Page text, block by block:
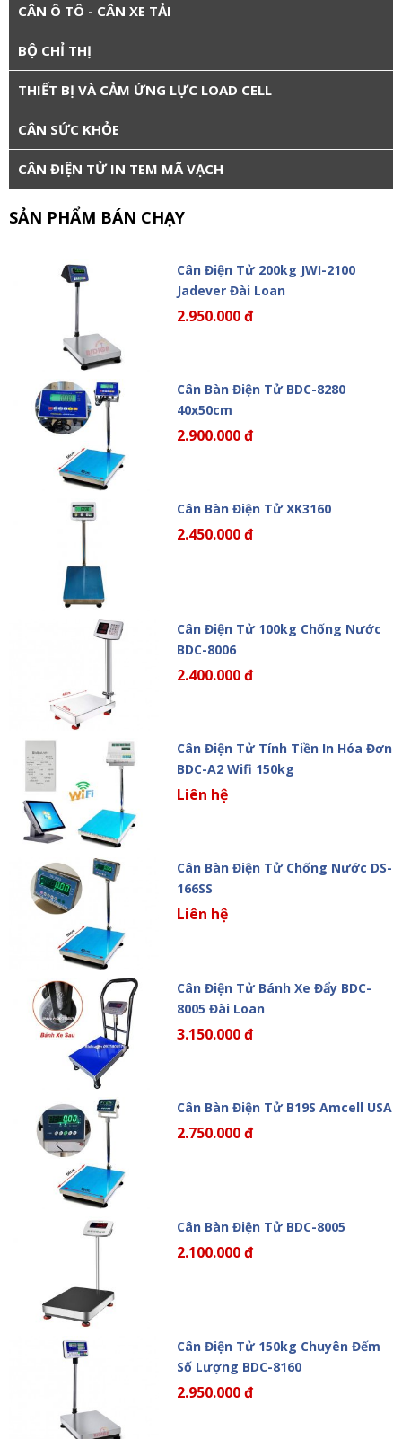
CÂN Ô TÔ - CÂN XE TẢI
BỘ CHỈ THỊ
THIẾT BỊ VÀ CẢM ỨNG LỰC LOAD CELL
CÂN SỨC KHỎE
CÂN ĐIỆN TỬ IN TEM MÃ VẠCH
SẢN PHẨM BÁN CHẠY
Cân Điện Tử 200kg JWI-2100
Jadever Đài Loan
2.950.000 đ
Cân Bàn Điện Tử BDC-8280
40x50cm
2.900.000 đ
Cân Bàn Điện Tử XK3160
2.450.000 đ
Cân Điện Tử 100kg Chống Nước
BDC-8006
2.400.000 đ
Cân Điện Tử Tính Tiền In Hóa Đơn
BDC-A2 Wifi 150kg
Liên hệ
Cân Bàn Điện Tử Chống Nước DS-
166SS
Liên hệ
Cân Điện Tử Bánh Xe Đẩy BDC-
8005 Đài Loan
3.150.000 đ
Cân Bàn Điện Tử B19S Amcell USA
2.750.000 đ
Cân Bàn Điện Tử BDC-8005
2.100.000 đ
Cân Điện Tử 150kg Chuyên Đếm
Số Lượng BDC-8160
2.950.000 đ